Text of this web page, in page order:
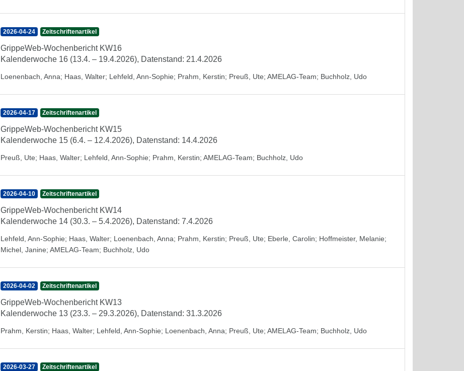
2026-04-24 Zeitschriftenartikel
GrippeWeb-Wochenbericht KW16
Kalenderwoche 16 (13.4. – 19.4.2026), Datenstand: 21.4.2026
Loenenbach, Anna; Haas, Walter; Lehfeld, Ann-Sophie; Prahm, Kerstin; Preuß, Ute; AMELAG-Team; Buchholz, Udo
2026-04-17 Zeitschriftenartikel
GrippeWeb-Wochenbericht KW15
Kalenderwoche 15 (6.4. – 12.4.2026), Datenstand: 14.4.2026
Preuß, Ute; Haas, Walter; Lehfeld, Ann-Sophie; Prahm, Kerstin; AMELAG-Team; Buchholz, Udo
2026-04-10 Zeitschriftenartikel
GrippeWeb-Wochenbericht KW14
Kalenderwoche 14 (30.3. – 5.4.2026), Datenstand: 7.4.2026
Lehfeld, Ann-Sophie; Haas, Walter; Loenenbach, Anna; Prahm, Kerstin; Preuß, Ute; Eberle, Carolin; Hoffmeister, Melanie;
Michel, Janine; AMELAG-Team; Buchholz, Udo
2026-04-02 Zeitschriftenartikel
GrippeWeb-Wochenbericht KW13
Kalenderwoche 13 (23.3. – 29.3.2026), Datenstand: 31.3.2026
Prahm, Kerstin; Haas, Walter; Lehfeld, Ann-Sophie; Loenenbach, Anna; Preuß, Ute; AMELAG-Team; Buchholz, Udo
2026-03-27 Zeitschriftenartikel